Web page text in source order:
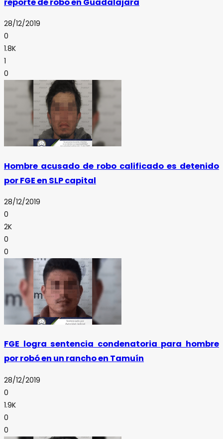
28/12/2019
0
1.8K
1
0
Hombre acusado de robo calificado es detenido
por FGE en SLP capital
28/12/2019
0
2K
0
0
FGE logra sentencia condenatoria para hombre
por robó en un rancho en Tamuín
28/12/2019
0
1.9K
0
0